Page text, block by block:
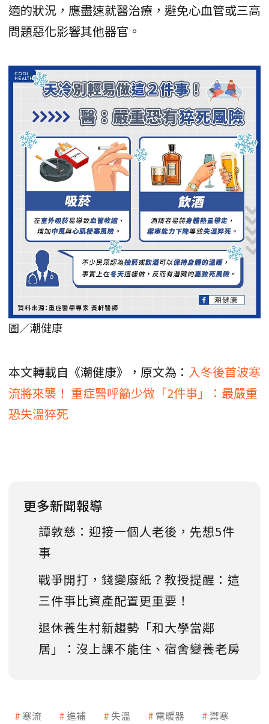
適的狀況，應盡速就醫治療，避免心血管或三高
問題惡化影響其他器官。
圖／潮健康
本文轉載自《潮健康》，原文為： 入冬後首波寒
流將來襲！ 重症醫呼籲少做「2件事」：最嚴重
恐失溫猝死
更多新聞報導
譚敦慈：迎接一個人老後，先想5件
事
戰爭開打，錢變廢紙？教授提醒：這
三件事比資產配置更重要！
退休養生村新趨勢「和大學當鄰
居」：沒上課不能住、宿舍變養老房
寒流 進補 失溫 電暖器 禦寒